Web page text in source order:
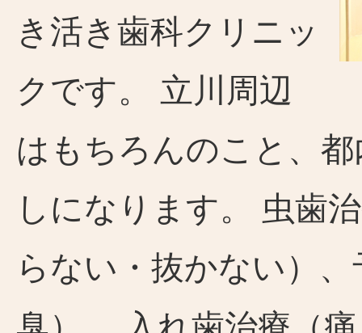
き活き歯科クリニッ
クです。 立川周辺
はもちろんのこと、
しになります。 虫歯
らない・抜かない）